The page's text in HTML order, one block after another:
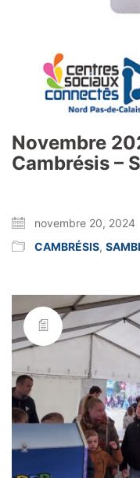
Novembre
Cambrésis –
novembre 20, 2024
CAMBRÉSIS,